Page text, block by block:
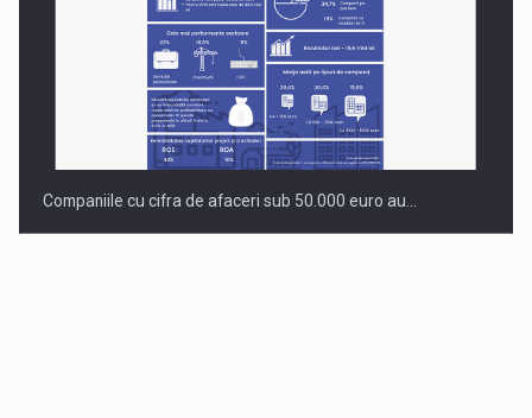
Companiile cu cifra de afaceri sub 50.000 euro au…